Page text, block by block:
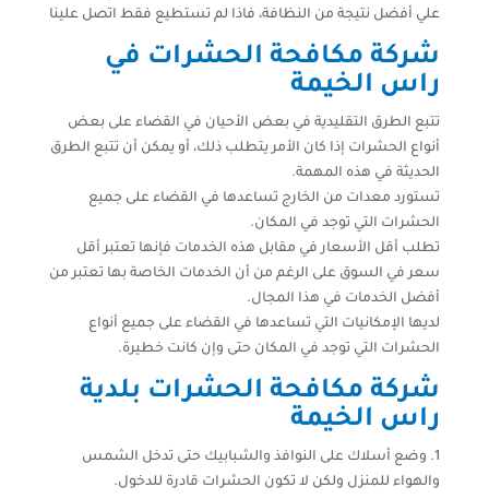
علي أفضل نتيجة من النظافة، فاذا لم تستطيع فقط اتصل علينا
شركة مكافحة الحشرات في
راس الخيمة
تتبع الطرق التقليدية في بعض الأحيان في القضاء على بعض
أنواع الحشرات إذا كان الأمر يتطلب ذلك، أو يمكن أن تتبع الطرق
الحديثة في هذه المهمة.
تستورد معدات من الخارج تساعدها في القضاء على جميع
الحشرات التي توجد في المكان.
تطلب أقل الأسعار في مقابل هذه الخدمات فإنها تعتبر أقل
سعر في السوق على الرغم من أن الخدمات الخاصة بها تعتبر من
أفضل الخدمات في هذا المجال.
لديها الإمكانيات التي تساعدها في القضاء على جميع أنواع
الحشرات التي توجد في المكان حتى وإن كانت خطيرة.
شركة مكافحة الحشرات بلدية
راس الخيمة
1. وضع أسلاك على النوافذ والشبابيك حتى تدخل الشمس
والهواء للمنزل ولكن لا تكون الحشرات قادرة للدخول.